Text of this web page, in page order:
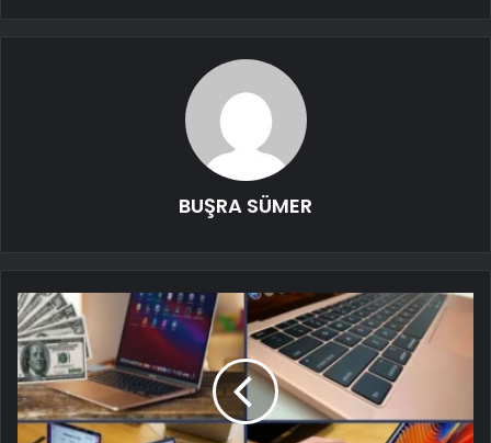
BUŞRA SÜMER